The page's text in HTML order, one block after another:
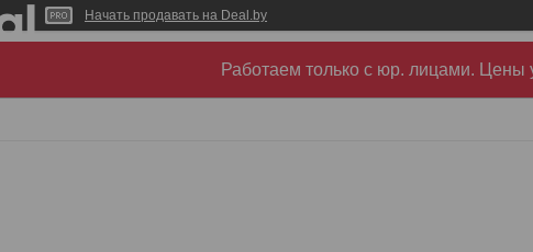
Начать продавать на Deal.by
Работаем только с юр. лицами. Цены